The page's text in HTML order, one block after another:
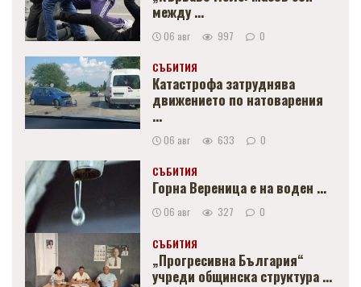
между ...
06 авг 997 0
СЪБИТИЯ
Катастрофа затруднява
движението по натоварения
...
06 авг 633 0
СЪБИТИЯ
Горна Вереница е на воден ...
06 авг 327 0
СЪБИТИЯ
„Прогресивна България“
учреди общинска структура ...